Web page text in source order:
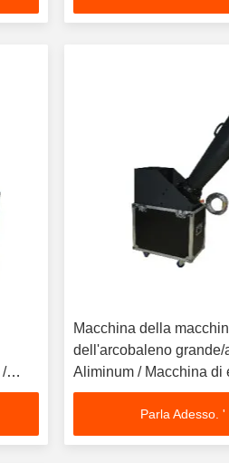
Macchina della
dell'arcobaleno grande/
Aliminum / Macchina di effetto
speciale
Parla Adesso. '